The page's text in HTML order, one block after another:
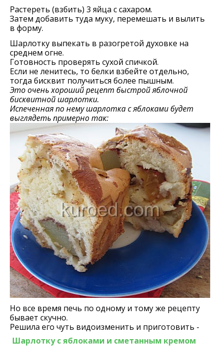
Растереть (взбить) 3 яйца с сахаром.
Затем добавить туда муку, перемешать и вылить
в форму.
Шарлотку выпекать в разогретой духовке на
среднем огне.
Готовность проверять сухой спичкой.
Если не ленитесь, то белки взбейте отдельно,
тогда бисквит получиться более пышным.
Это очень хороший рецепт быстрой яблочной
бисквитной шарлотки.
Испеченная по нему шарлотка с яблоками будет
выглядеть примерно так:
Но все время печь по одному и тому же рецепту
бывает скучно.
Решила его чуть видоизменить и приготовить -
Шарлотку с яблоками и сметанным кремом